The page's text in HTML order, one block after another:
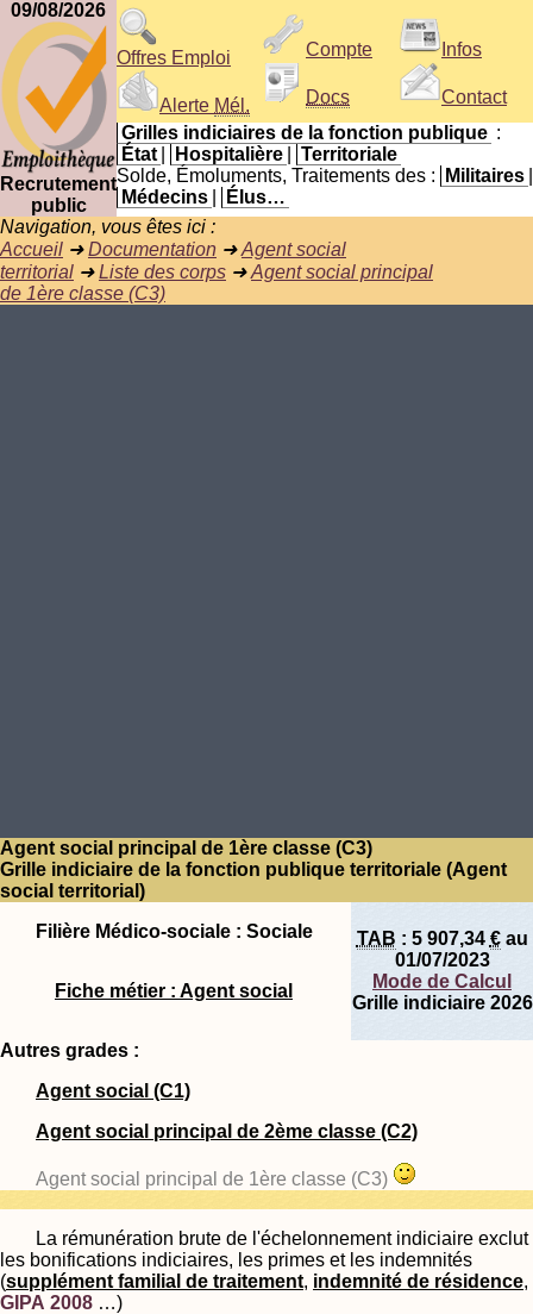
09/08/2026
Recrutement
public
Offres Emploi
Alerte Mél.
Compte
Docs
Infos
Contact
Grilles indiciaires de la fonction publique :
État
Hospitalière
Territoriale
Solde, Émoluments, Traitements des :
Militaires
Médecins
Élus…
Navigation, vous êtes ici :
Accueil ➜Documentation ➜Agent social
territorial ➜Liste des corps ➜Agent social principal
de 1ère classe (C3)
Agent social principal de 1ère classe (C3)
Grille indiciaire de la fonction publique territoriale (Agent
social territorial)
Filière Médico-sociale : Sociale
Fiche métier : Agent social
TAB : 5 907,34 €au
01/07/2023
Mode de Calcul
Grille indiciaire 2026
Autres grades :
Agent social (C1)
Agent social principal de 2ème classe (C2)
Agent social principal de 1ère classe (C3)
La rémunération brute de l'échelonnement indiciaire exclut
les bonifications indiciaires, les primes et les indemnités
(supplément familial de traitement, indemnité de résidence,
GIPA 2008 …)